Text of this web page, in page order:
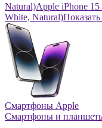
Natural)Apple iPhone
White, Natural)
Смартфоны Apple
Смартфоны и